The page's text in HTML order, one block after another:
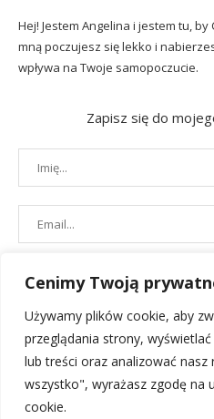
Cenimy Twoją
Używamy plików cookie, aby
przeglądania strony,
lub treści oraz analizować nasz
wszystko", wyrażasz zgodę na
cookie.
Hej! Jestem Angelina i jestem tu,
mną poczujesz się lekko i
wpływa na Twoje samopoczucie.
Zapisz się do